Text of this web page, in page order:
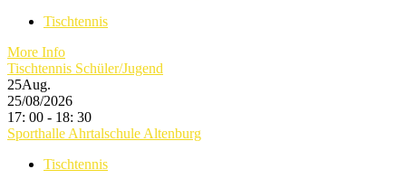
Tischtennis
More Info
Tischtennis Schüler/Jugend
25Aug.
25/08/2026
17: 00 - 18: 30
Sporthalle Ahrtalschule Altenburg
Tischtennis